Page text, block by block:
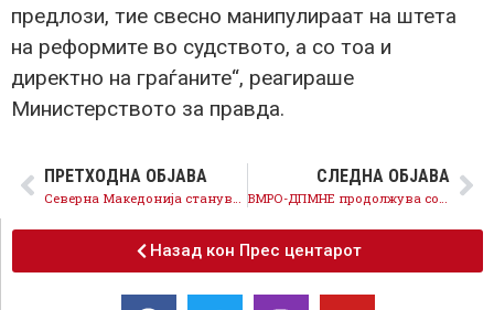
предлози, тие свесно манипулираат на штета
на реформите во судството, а со тоа и
директно на граѓаните“, реагираше
Министерството за правда.
ПРЕТХОДНА ОБЈАВА СЛЕДНА ОБЈАВА
Назад кон Прес центарот